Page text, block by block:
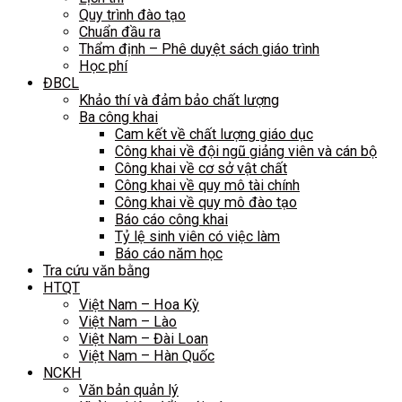
Quy trình đào tạo
Chuẩn đầu ra
Thẩm định – Phê duyệt sách giáo trình
Học phí
ĐBCL
Khảo thí và đảm bảo chất lượng
Ba công khai
Cam kết về chất lượng giáo dục
Công khai về đội ngũ giảng viên và cán bộ
Công khai về cơ sở vật chất
Công khai về quy mô tài chính
Công khai về quy mô đào tạo
Báo cáo công khai
Tỷ lệ sinh viên có việc làm
Báo cáo năm học
Tra cứu văn bằng
HTQT
Việt Nam – Hoa Kỳ
Việt Nam – Lào
Việt Nam – Đài Loan
Việt Nam – Hàn Quốc
NCKH
Văn bản quản lý